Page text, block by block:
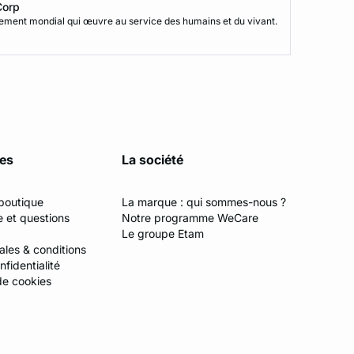
mondial qui œuvre au service des humains et du vivant.
et questions
& conditions
cookies
La société
La marque : qui sommes-nous ?
Notre programme WeCare
Le groupe Etam